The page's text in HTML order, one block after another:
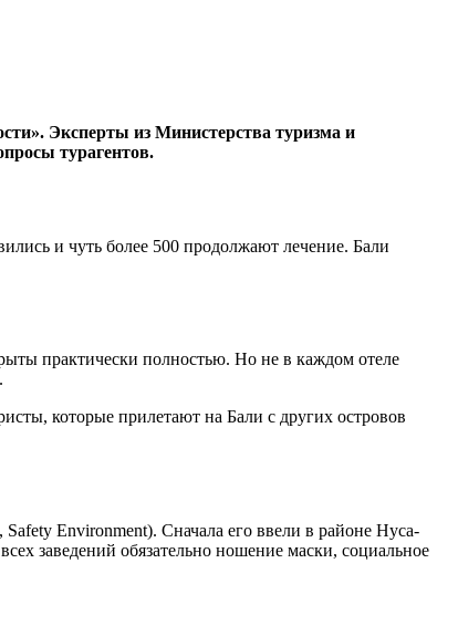
Эксперты из Министерства туризма и
турагентов.
и чуть более 500 продолжают лечение. Бали
практически полностью. Но не в каждом отеле
которые прилетают на Бали с других островов
Environment). Сначала его ввели в районе Нуса-
заведений обязательно ношение маски, социальное